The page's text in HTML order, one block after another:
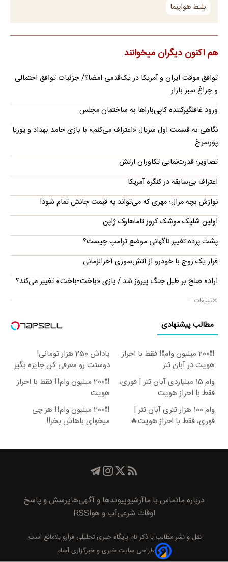
بلیط هواپیما
هم اکنون دیگران میخوانند
توافق موقت ایران و آمریکا در یک‌قدمی امضا؟/ جزئیات توافق احتمالی
و چراغ سبز بازار
ورود غافلگیرکننده کاپی‌باراها به ساختمان مجلس
نگاهی به قسمت اول سریال «اعتراف می‌کنم» با بازی حامد بهداد و پوریا
پورسرخ
تصاویر؛ قدرت‌نمایی تکاوران ارتش
اعتراف بی‌سابقه در کنگره آمریکا
نوازش بچه مرال؛ مهری که می‌تواند به قیمت جانش تمام شود!
اولین شلیک موشک کروز تاماهاوک ژاپن
پشت پرده تغییر ناگهانی موضع ترامپ چیست؟
فرار یک زوج با خودرو از آتش‌سوزی آخرالزمانی
اراده صلح بر طبل جنگ پیروز شد / بازی «باخت-باخت» تغییر می‌کند؟
تبلیغات
مطالب پیشنهادی
❗❗200 میلیون وام❗❗ فقط با احراز
هویت در آبان تتر
پاداش 250 هزار تومانی!
دوستت رو معرفی کن جایزه بگیر
😍
وام 15 میلیاردی آبان تتر | فوری،
فقط با احراز هویت
❗❗200 میلیون وام❗❗ فقط با احراز
هویت
وام 100 هزار تتری آبان تتر |
فوری، فقط با احراز هویت🔥
❗❗200 میلیون وام❗❗ هر چی
میخوای باهاش بخر!!
درباره ماتماس با ماآرشیوپیوند‌ها و آگهی‌هاپرسش و پاسخ
اوقات شرعیآب و هواRSS
نقل و نشر مطالب با ذکر نام پايگاه خبری تحليلی فرارو بلامانع است.
طراحی سایت خبری و خبرگزاری آسام